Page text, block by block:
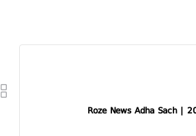
Roze News Adha Sach |